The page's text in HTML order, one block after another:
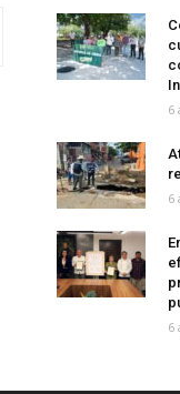
6
6
6